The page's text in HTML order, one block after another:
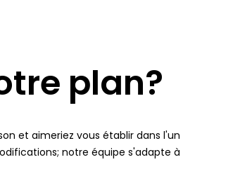
plan?
et aimeriez vous établir dans l'un
notre équipe s'adapte à